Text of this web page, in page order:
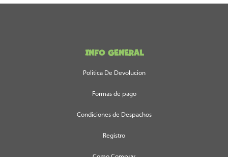
INFO GENERAL
Politica De Devolucion
Formas de pago
Condiciones de Despachos
Registro